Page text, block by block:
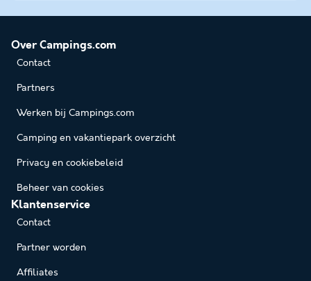
Over Campings.com
Contact
Partners
Werken bij Campings.com
Camping en vakantiepark overzicht
Privacy en cookiebeleid
Beheer van cookies
Klantenservice
Contact
Partner worden
Affiliates